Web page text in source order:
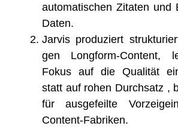
auto­ma­ti­schen Zita­ten und
Daten.
Jar­vis pro­du­ziert
gen Long­form-Con­tent,
Fokus auf die Qua­li­tät
statt auf rohen Durch­satz ,
für aus­ge­feil­te
Content-Fabriken.